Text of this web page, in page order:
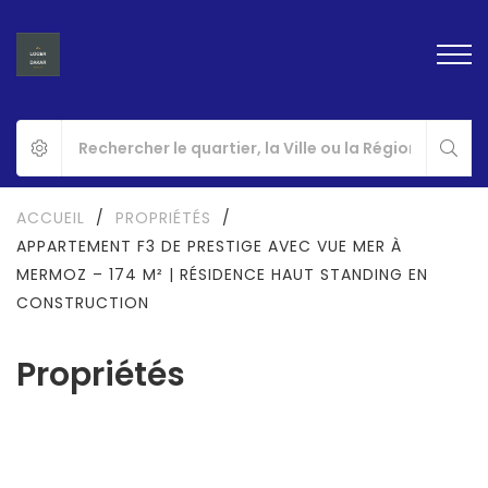
Propriétés
ACCUEIL / PROPRIÉTÉS
/
APPARTEMENT F3 DE PRESTIGE AVEC VUE MER À
MERMOZ – 174 M² | RÉSIDENCE HAUT STANDING EN
CONSTRUCTION